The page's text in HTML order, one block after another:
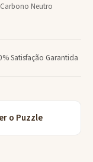
Neutro
Satisfação Garantida
o Puzzle